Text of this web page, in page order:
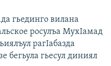
гьединго вилана
росулъа МухIамад
рагIабазда
бегьула гьесул диниял